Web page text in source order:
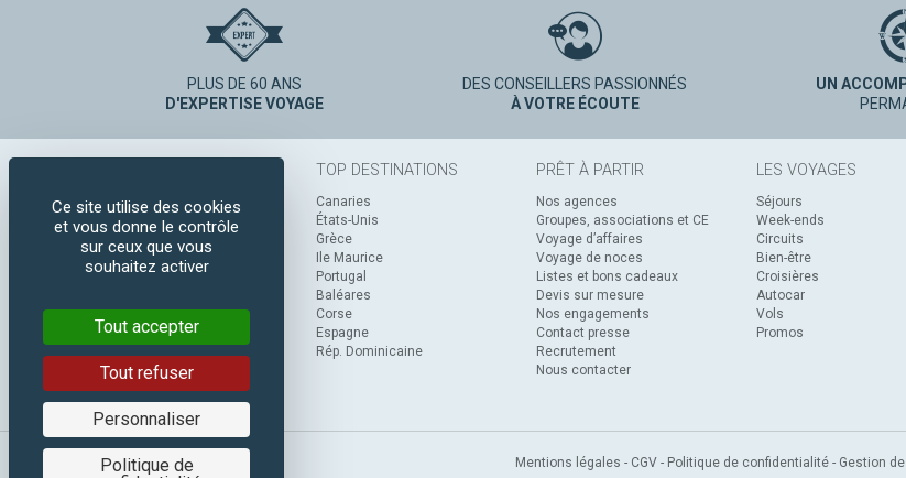
PLUS DE 60 ANS
D'EXPERTISE VOYAGE
DES CONSEILLERS PASSIONNÉS
À VOTRE ÉCOUTE
UN
TOP DESTINATIONS
Canaries
États-Unis
Grèce
Ile Maurice
Portugal
Baléares
Corse
Espagne
Rép. Dominicaine
PRÊT À PARTIR
Nos agences
Groupes, associations et CE
Voyage d’affaires
Voyage de noces
Listes et bons cadeaux
Devis sur mesure
Nos engagements
Contact presse
Recrutement
Nous contacter
LES VOYAGES
Séjours
Week-ends
Circuits
Bien-être
Croisières
Autocar
Vols
Promos
Mentions légales - CGV - Politique de confidentialité - Gestion
Ce site utilise des cookies
et vous donne le contrôle
sur ceux que vous
souhaitez activer
Tout accepter
Tout refuser
Personnaliser
Politique de